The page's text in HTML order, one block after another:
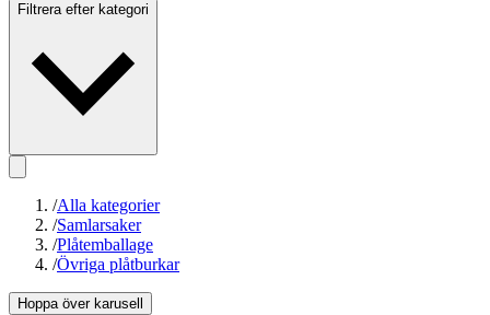
Filtrera efter kategori
/Alla kategorier
/Samlarsaker
/Plåtemballage
/Övriga plåtburkar
Hoppa över karusell